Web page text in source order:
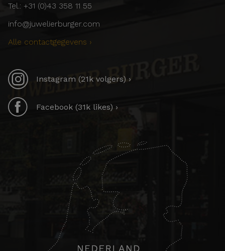
Tel.: +31 (0)43 358 11 55
info@juwelierburger.com
Alle contactgegevens ›
Instagram (21k volgers) ›
Facebook (31k likes) ›